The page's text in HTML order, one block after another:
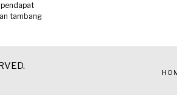
tambang